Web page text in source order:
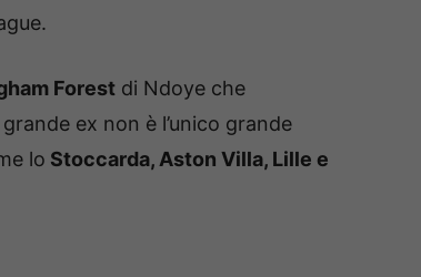
Forest di Ndoye che
ex non è l’unico grande
lo Stoccarda, Aston Villa, Lille e